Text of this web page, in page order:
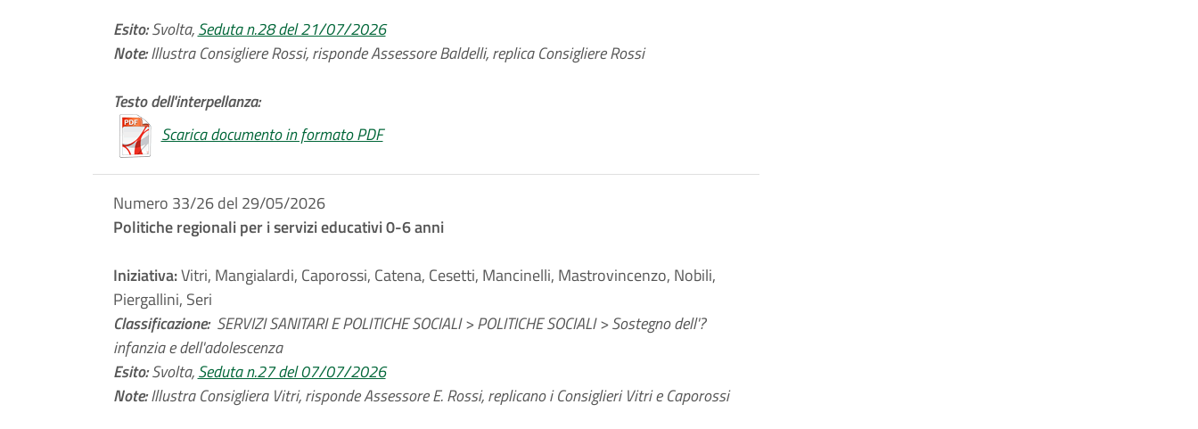
Esito:Svolta,Seduta n.28 del 21/07/2026
Note:Illustra Consigliere Rossi, risponde Assessore Baldelli, replica Consigliere Rossi
Testo dell'interpellanza:
Scarica documento in formato PDF
Numero 33/26 del 29/05/2026
Politiche regionali per i servizi educativi 0-6 anni
Iniziativa:Vitri, Mangialardi, Caporossi, Catena, Cesetti, Mancinelli, Mastrovincenzo, Nobili,
Piergallini, Seri
Classificazione: SERVIZI SANITARI E POLITICHE SOCIALI > POLITICHE SOCIALI > Sostegno dell'?
infanzia e dell'adolescenza
Esito:Svolta,Seduta n.27 del 07/07/2026
Note:Illustra Consigliera Vitri, risponde Assessore E. Rossi, replicano i Consiglieri Vitri e Caporossi